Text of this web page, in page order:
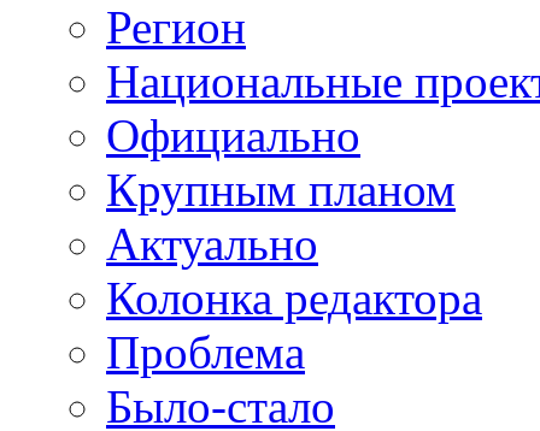
Регион
Национальные
Официально
Крупным планом
Актуально
Колонка редактора
Проблема
Было-стало